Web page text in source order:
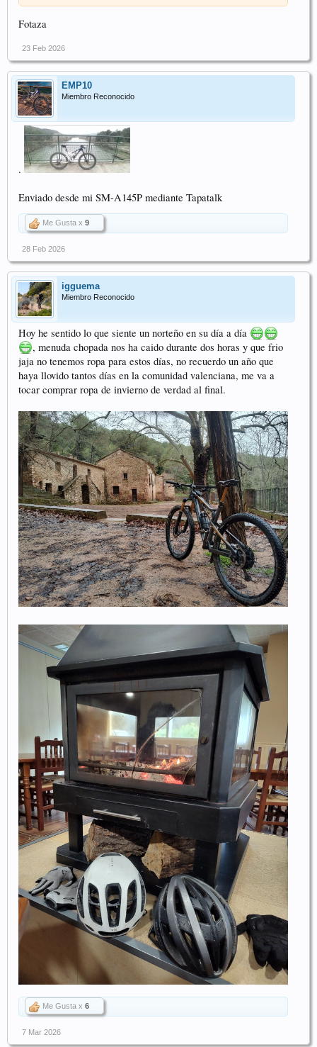
Fotaza
23 Feb 2026
EMP10
Miembro Reconocido
.
Enviado desde mi SM-A145P mediante Tapatalk
Me Gusta x 9
28 Feb 2026
igguema
Miembro Reconocido
Hoy he sentido lo que siente un norteño en su día a día
, menuda chopada nos ha caido durante dos horas y que frio
jaja no tenemos ropa para estos días, no recuerdo un año que
haya llovido tantos días en la comunidad valenciana, me va a
tocar comprar ropa de invierno de verdad al final.
Me Gusta x 6
7 Mar 2026